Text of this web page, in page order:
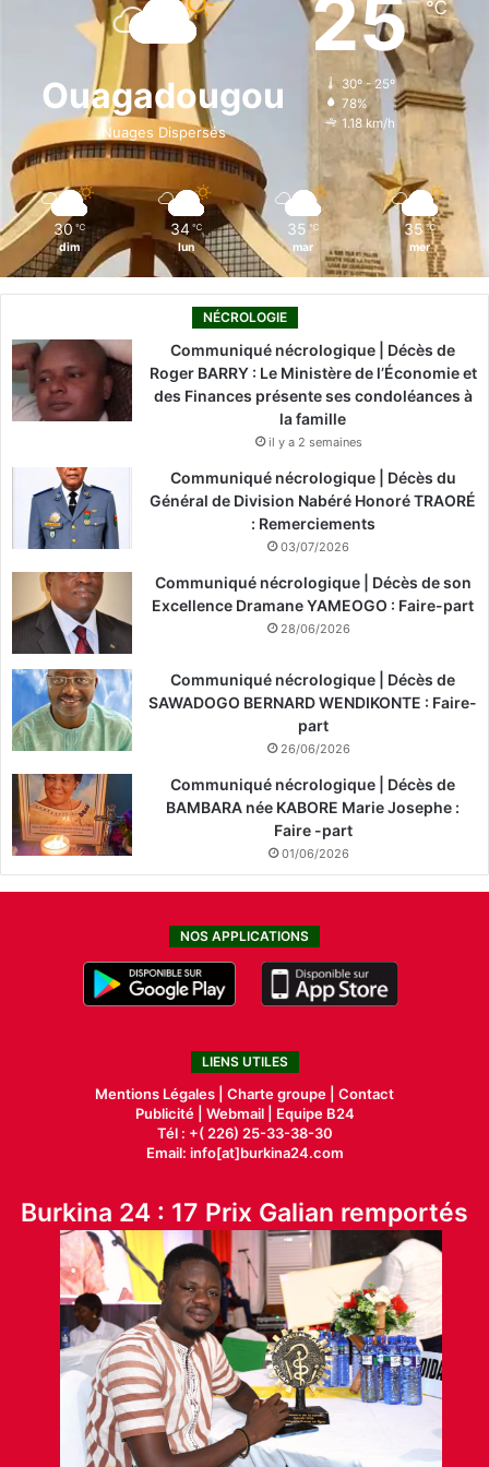
b
o
k
i
n
a
g
r
o
k
Ouagadougou
Nuages Dispersés
25℃
30º - 25º
78%
1.18 km/h
30 ℃
dim
34 ℃
lun
35 ℃
mar
35 ℃
mer
NÉCROLOGIE
Communiqué nécrologique | Décès de
Roger BARRY : Le Ministère de l’Économie et
des Finances présente ses condoléances à
la famille
il y a 2 semaines
Communiqué nécrologique | Décès du
Général de Division Nabéré Honoré TRAORÉ
: Remerciements
03/07/2026
Communiqué nécrologique | Décès de son
Excellence Dramane YAMEOGO : Faire-part
28/06/2026
Communiqué nécrologique | Décès de
SAWADOGO BERNARD WENDIKONTE : Faire-
part
26/06/2026
Communiqué nécrologique | Décès de
BAMBARA née KABORE Marie Josephe :
Faire -part
01/06/2026
NOS APPLICATIONS
LIENS UTILES
Mentions Légales | Charte groupe | Contact
Publicité| Webmail |
Equipe B24
Tél : +( 226) 25-33-38-30
Email: info[at]burkina24.com
Burkina 24 : 17 Prix Galian remportés